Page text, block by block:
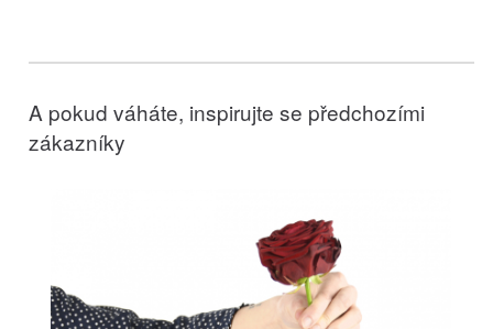
A pokud váháte, inspirujte se předchozími
zákazníky